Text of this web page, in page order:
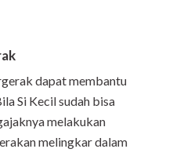
dapat membantu
Si Kecil sudah bisa
melakukan
melingkar dalam